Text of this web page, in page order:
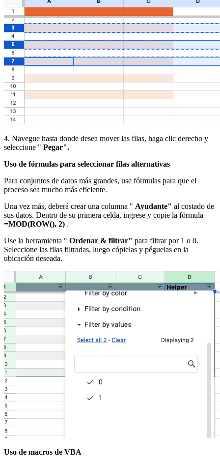
4. Navegue hasta donde desea mover las filas, haga clic derecho y
seleccione " Pegar".
Uso de fórmulas para seleccionar filas alternativas
Para conjuntos de datos más grandes, use fórmulas para que el
proceso sea mucho más eficiente.
Una vez más, deberá crear una columna " Ayudante" al costado de
sus datos. Dentro de su primera celda, ingrese y copie la fórmula
=MOD(ROW(), 2) .
Use la herramienta " Ordenar & filtrar" para filtrar por 1 o 0.
Seleccione las filas filtradas, luego cópielas y péguelas en la
ubicación deseada.
Uso de macros de VBA